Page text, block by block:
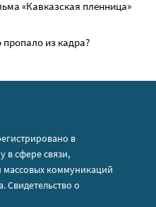
«Кавказская пленница»
пропало из кадра?
в
в сфере связи,
коммуникаций
Свидетельство о